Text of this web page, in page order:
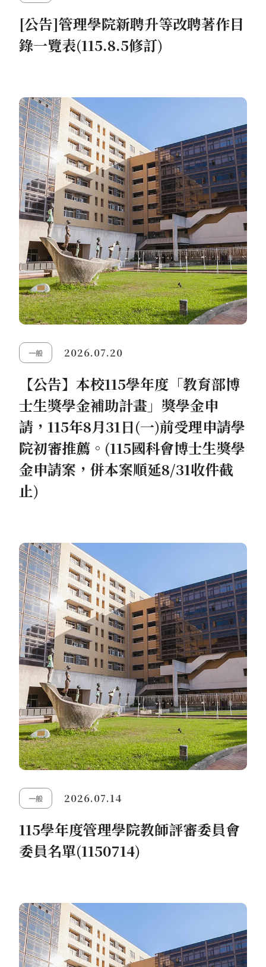
[公告]管理學院新聘升等改聘著作目
錄一覽表(115.8.5修訂)
一般 2026.07.20
【公告】本校115學年度「教育部博
士生獎學金補助計畫」獎學金申
請，115年8月31日(一)前受理申請學
院初審推薦。(115國科會博士生獎學
金申請案，併本案順延8/31收件截
止)
一般 2026.07.14
115學年度管理學院教師評審委員會
委員名單(1150714)